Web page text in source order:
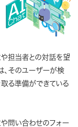
担当者との対話を望
、そのユーザーが検
る準備ができている
問い合わせのフォー